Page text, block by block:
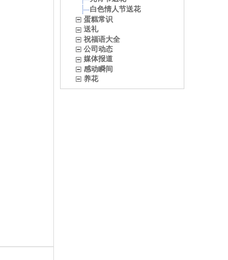
白色情人节送花
蛋糕常识
送礼
祝福语大全
公司动态
媒体报道
感动瞬间
养花